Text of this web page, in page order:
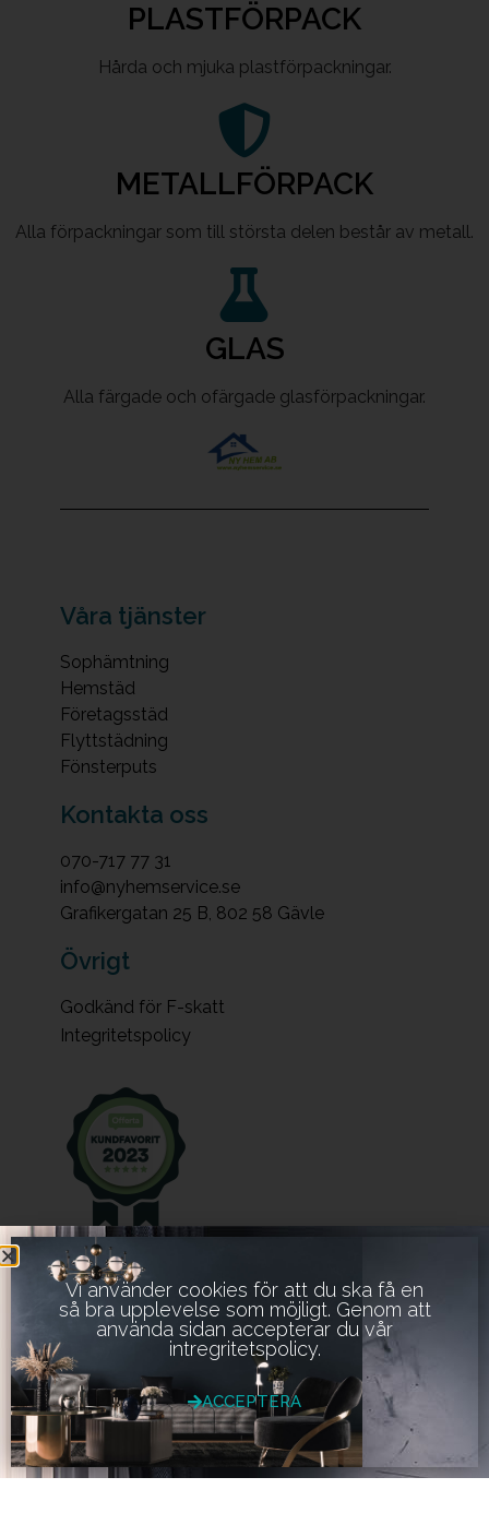
PLASTFÖRPACK
Hårda och mjuka plastförpackningar.
METALLFÖRPACK
Alla förpackningar som till största delen består av metall.
GLAS
Alla färgade och ofärgade glasförpackningar.
Våra tjänster
Sophämtning
Hemstäd
Företagsstäd
Flyttstädning
Fönsterputs
Kontakta oss
070-717 77 31
info@nyhemservice.se
Grafikergatan 25 B, 802 58 Gävle
Övrigt
Godkänd för F-skatt
Integritetspolicy
©NyHem Service AB 2022
Vi använder cookies för att du ska få en
så bra upplevelse som möjligt. Genom att
använda sidan accepterar du vår
intregritetspolicy.
ACCEPTERA